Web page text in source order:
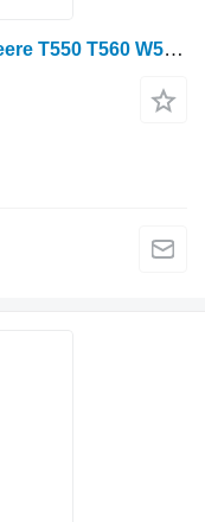
Oprawa Wspornik Uchwyt John Deere T550 T560 W540 W550 9540 9560 9580 Kinnitusklambri hoidik AZ5653 tüübi jaoks teraviljakombaini John Deere T550 T560 W540 W550 9540 9560 9580